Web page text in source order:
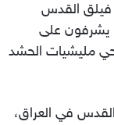
فيلق القدس
يشرفون على
مليشيات الحشد
في العراق،